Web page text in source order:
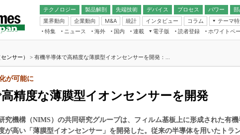
テクノロジー 製品解剖
先端技術
電池／エネルギー
デバイス
アナログ
マイコン
プロセス パワー
無線
業界動向
企業動向 M&A 統計 インタビュー コラム
テーマ
フィジカルAI
読者調査（EE Times Research）
IoT
特集 ニュース 海外 国内
連載
福田昭のデバイス通信
大山聡の業界スコープ
大原雄介のエレ・組み込みプレイバ
リタイア直前エンジニアの社会人大
電子版
電子ブックレット
読者登録 ホワイトペ
ンサー） > 有機半導体で高精度な薄膜型イオンセンサーを開発：...
精度な薄膜型イオンセンサーを開発
が可能に
究機構（NIMS）の共同研究グループは、フィルム基板上に形成された有機
が高い「薄膜型イオンセンサー」を開発した。従来の半導体を用いたトラ